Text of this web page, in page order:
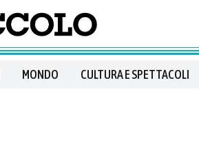
MONDO CULTURA E SPETTACOLI